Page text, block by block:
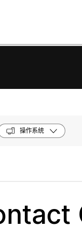
操作系统